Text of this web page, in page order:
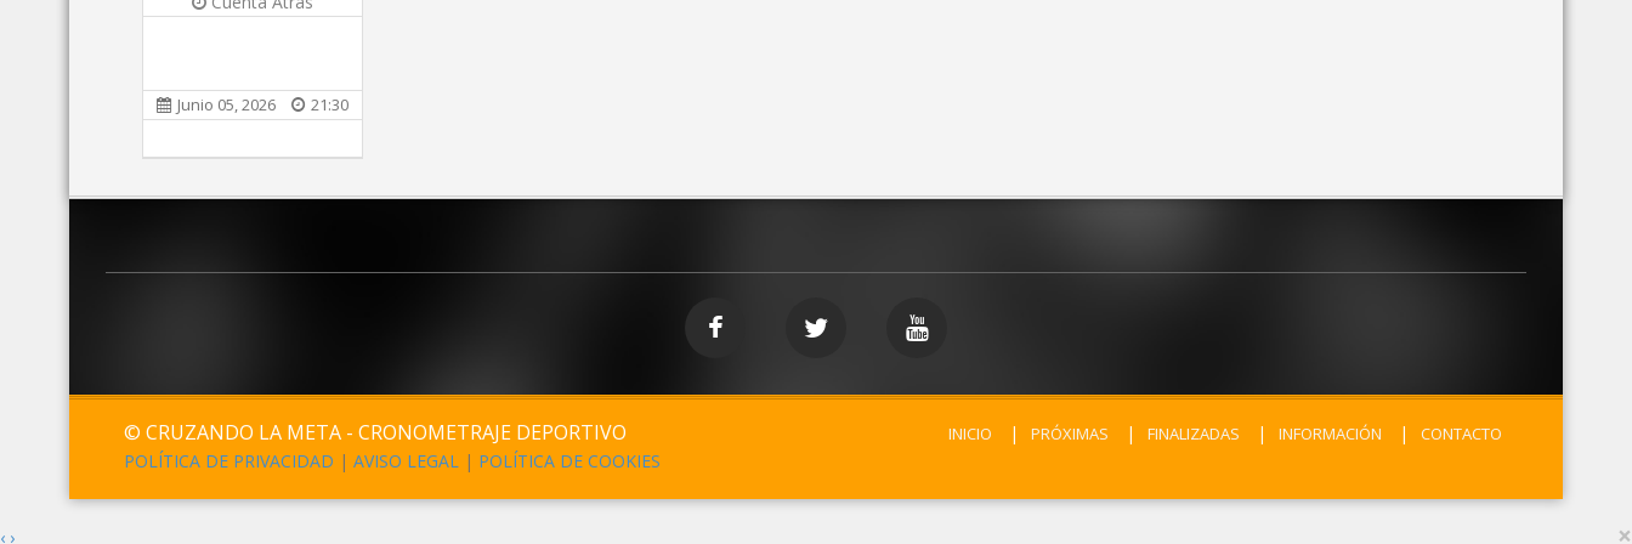
Junio 05, 2026 21:30
© CRUZANDO LA META - CRONOMETRAJE DEPORTIVO
POLÍTICA DE PRIVACIDAD | AVISO LEGAL | POLÍTICA DE COOKIES
INICIO PRÓXIMAS FINALIZADAS INFORMACIÓN CONTACTO
‹ › ×